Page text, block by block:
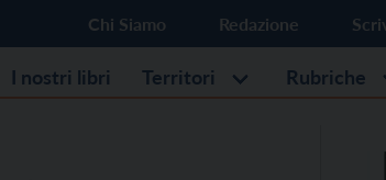
Chi Siamo Redazione
I nostri libri Territori Rubriche